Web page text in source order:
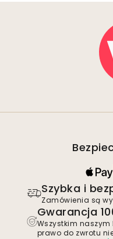
Szybka i
Zamówienia są
Gwarancja
Wszystkim
prawo do zwrotu